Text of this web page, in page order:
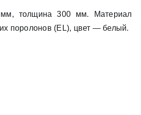
мм, толщина 300 мм. Материал
поролонов (EL), цвет — белый.